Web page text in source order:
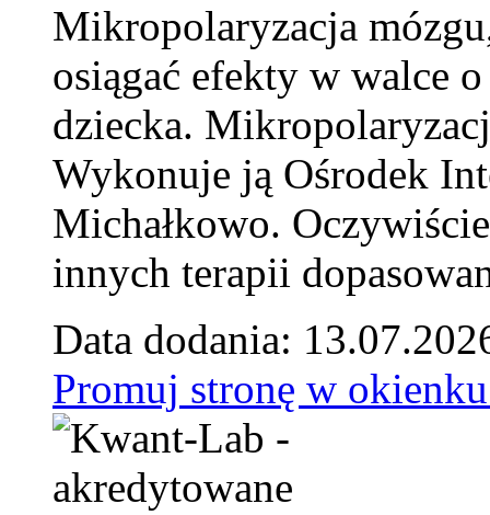
Mikropolaryzacja
osiągać efekty w walce
dziecka.
Wykonuje ją Ośrodek
Michałkowo.
innych terapii
Data dodania:
Promuj stronę w